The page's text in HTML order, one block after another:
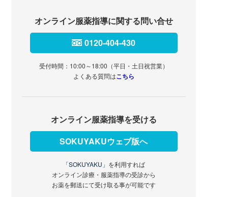
オンライン服薬指導に関する問い合せ
0120-404-430
受付時間：10:00～18:00（平日・土日祝営業）
よくある質問はこちら
オンライン服薬指導を受ける
SOKUYAKUウェブ版へ
「SOKUYAKU」 を利用すれば
オンライン診療・服薬指導の受診から
お薬を郵送にて受け取る事が可能です